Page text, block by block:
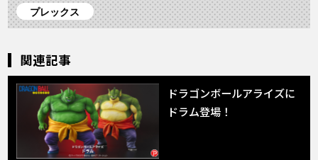
プレックス
関連記事
ドラゴンボールアライズに
ドラム登場！